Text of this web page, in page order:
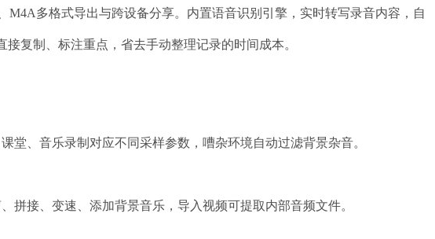
M4A多格式导出与跨设备分享。内置语音识别引擎，实时转写录音内容，自
复制、标注重点，省去手动整理记录的时间成本。
堂、音乐录制对应不同采样参数，嘈杂环境自动过滤背景杂音。
拼接、变速、添加背景音乐，导入视频可提取内部音频文件。